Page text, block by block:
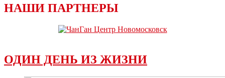
НАШИ ПАРТНЕРЫ
ОДИН ДЕНЬ ИЗ ЖИЗНИ